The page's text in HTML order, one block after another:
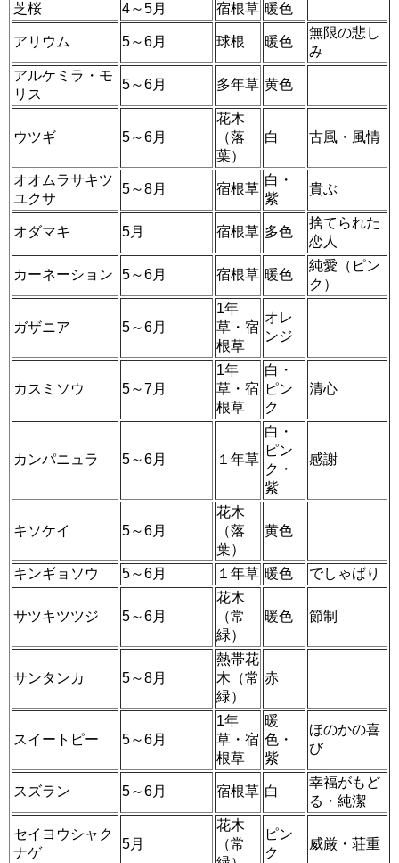
芝桜
4～5月 宿根草 暖色
アリウム 5～6月 球根 暖色
無限の悲し
み
アルケミラ・モ
リス
5～6月 多年草 黄色
ウツギ 5～6月
花木
（落
葉）
白 古風・風情
オオムラサキツ
ユクサ
5～8月 宿根草
白・
紫
貴ぶ
オダマキ 5月 宿根草 多色
捨てられた
恋人
カーネーション 5～6月 宿根草 暖色
純愛（ピン
ク）
ガザニア 5～6月
1年
草・宿
根草
オレ
ンジ
カスミソウ 5～7月
1年
草・宿
根草
白・
ピン
ク
清心
カンパニュラ 5～6月 １年草
白・
ピン
ク・
紫
感謝
キソケイ 5～6月
花木
（落
葉）
黄色
キンギョソウ 5～6月 １年草 暖色 でしゃばり
サツキツツジ 5～6月
花木
（常
緑）
暖色 節制
サンタンカ 5～8月
熱帯花
木（常
緑）
赤
スイートピー 5～6月
1年
草・宿
根草
暖
色・
紫
ほのかの喜
び
スズラン 5～6月 宿根草 白
幸福がもど
る・純潔
セイヨウシャク
ナゲ
5月
花木
（常
ピン
ク
威厳・荘重